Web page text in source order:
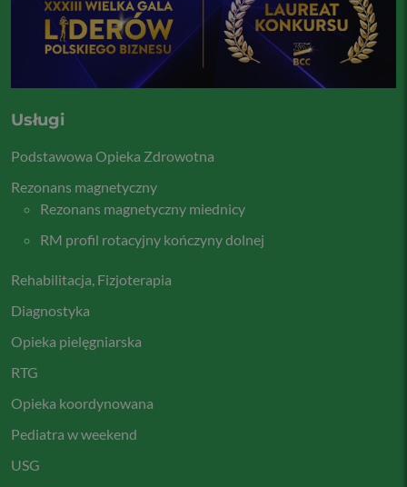
Usługi
Podstawowa Opieka Zdrowotna
Rezonans magnetyczny
Rezonans magnetyczny miednicy
RM profil rotacyjny kończyny dolnej
Rehabilitacja, Fizjoterapia
Diagnostyka
Opieka pielęgniarska
RTG
Opieka koordynowana
Pediatra w weekend
USG